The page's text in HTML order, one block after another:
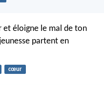
et éloigne le mal de ton
partent en
cœur